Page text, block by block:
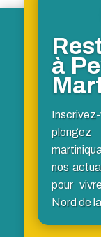
à
nos
pour
Nord de